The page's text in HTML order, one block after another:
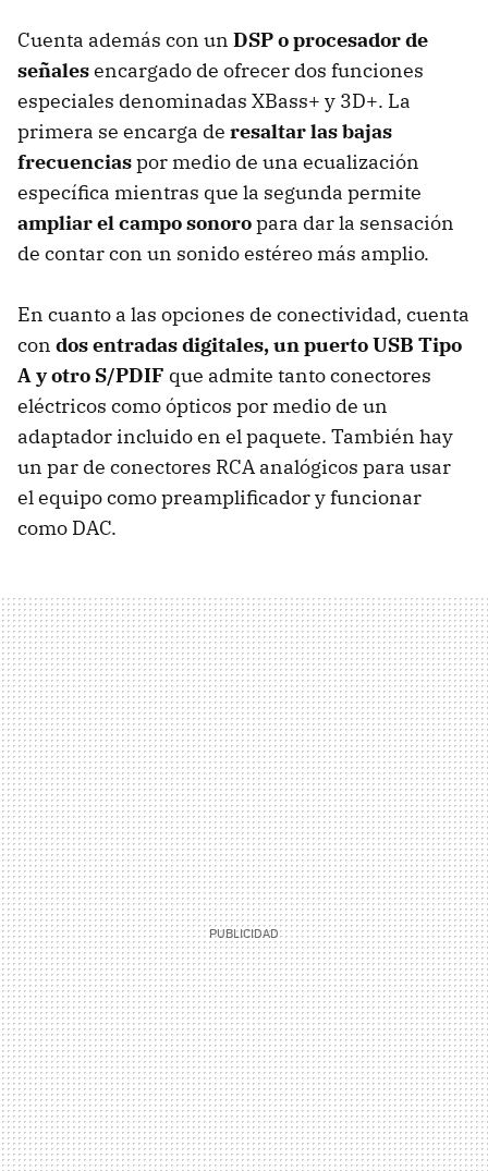
Cuenta además con un DSP o procesador de
señalesencargado de ofrecer dos funciones
especiales denominadas XBass+ y 3D+. La
primera se encarga de resaltar las bajas
frecuenciaspor medio de una ecualización
específica mientras que la segunda permite
ampliar el campo sonoropara dar la sensación
de contar con un sonido estéreo más amplio.
En cuanto a las opciones de conectividad, cuenta
con dos entradas digitales, un puerto USB Tipo
A y otro S/PDIF que admite tanto conectores
eléctricos como ópticos por medio de un
adaptador incluido en el paquete. También hay
un par de conectores RCA analógicos para usar
el equipo como preamplificador y funcionar
como DAC.